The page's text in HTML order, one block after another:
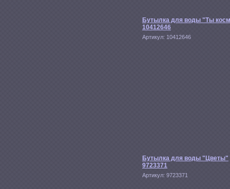
Бутылка для воды "Ты
10412646
Артикул: 10412646
Бутылка для воды "Цветы"
9723371
Артикул: 9723371